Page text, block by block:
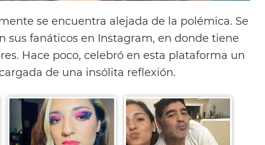
se encuentra alejada de la polémica. Se
sus fanáticos en Instagram, en donde tiene
Hace poco, celebró en esta plataforma un
de una insólita reflexión.